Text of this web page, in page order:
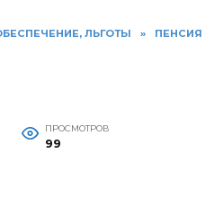
ЛЬГОТЫ »
ПЕНСИЯ
ПРОСМОТРОВ
99